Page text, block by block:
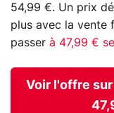
54,99 €. Un prix
plus avec la vente
passer à 47,99 €
Voir l'offre sur